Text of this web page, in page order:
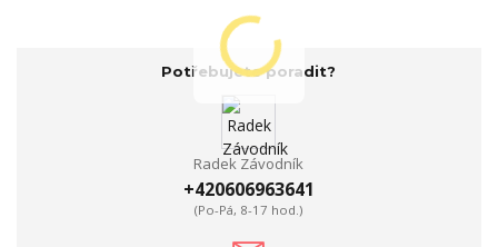
Potřebujete poradit?
Radek Závodník
+420606963641
(Po-Pá, 8-17 hod.)